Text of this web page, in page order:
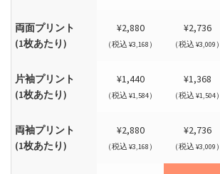
両面プリント
(1枚あたり)
¥2,880
（税込 ¥3,168）
¥2,736
（税込 ¥3,009）
片袖プリント
(1枚あたり)
¥1,440
（税込 ¥1,584）
¥1,368
（税込 ¥1,504）
両袖プリント
(1枚あたり)
¥2,880
（税込 ¥3,168）
¥2,736
（税込 ¥3,009）